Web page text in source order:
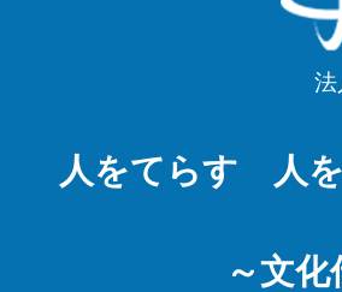
曲
人をてらす 人
～文